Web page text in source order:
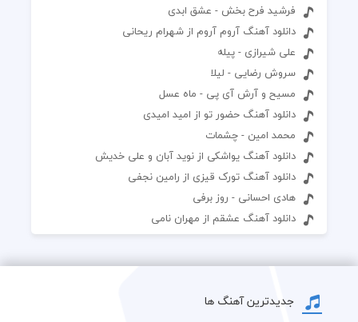
فرشید فرح بخش - عشق ابدی
دانلود آهنگ آروم آروم از شهرام ریحانی
علی شیرازی - پیله
سروش رضایی - لیلا
مسیح و آرش آی پی - ماه عسل
دانلود آهنگ حضور تو از امید امیدی
محمد امین - چشمات
دانلود آهنگ یواشکی از نوید آبان و علی خدیش
دانلود آهنگ تورک قیزی از رامین نجفی
هادی احسانی - روز برفی
دانلود آهنگ عشقم از مهران نامی
جدیدترین آهنگ ها